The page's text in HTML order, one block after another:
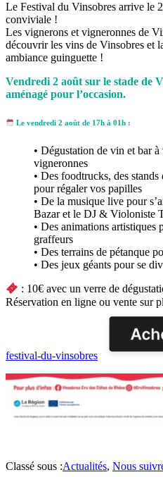
Le Festival du Vinsobres arrive le
conviviale !
Les vignerons et vigneronnes de
découvrir les vins de Vinsobres et
ambiance guinguette !
Vendredi 2 août sur le stade de
aménagé pour l’occasion.
Le vendredi 2 août de 17h à 01h :
• Dégustation de vin et bar
vigneronnes
• Des foodtrucks, des
pour régaler vos papilles
• De la musique live pour
Bazar et le DJ & Violoniste
• Des animations artistiques
graffeurs
• Des terrains de pétanque
• Des jeux géants pour se
: 10€ avec un verre de
Réservation en ligne ou vente sur
festival-du-vinsobres
Classé sous :Actualités, Nous